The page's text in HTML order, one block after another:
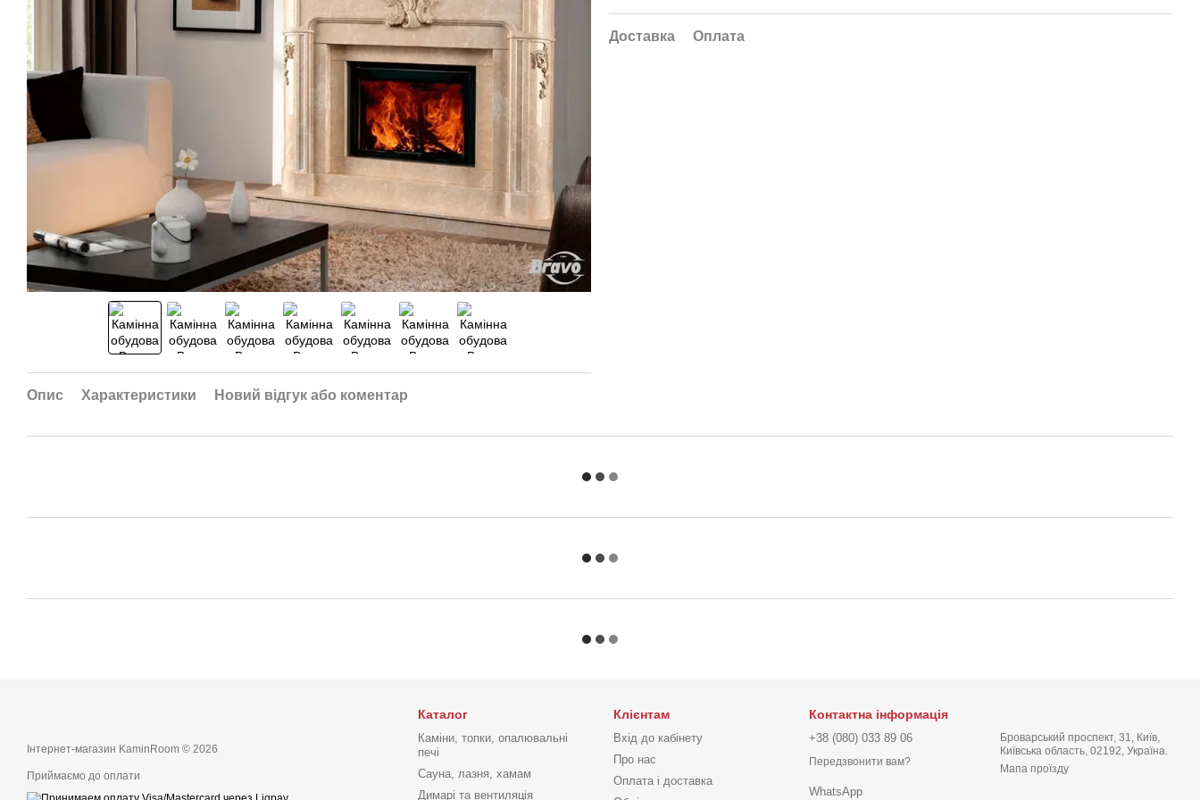
Опис Характеристики Новий відгук або коментар
Доставка Оплата
Інтернет-магазин KaminRoom © 2026
Приймаємо до оплати
Каталог
Каміни, топки, опалювальні
печі
Сауна, лазня, хамам
Димарі та вентиляція
Клієнтам
Вхід до кабінету
Про нас
Оплата і доставка
Контактна інформація
+38 (080) 033 89 06
Передзвонити вам?
WhatsApp
Броварський проспект, 31, Київ,
Київська область, 02192, Україна.
Мапа проїзду